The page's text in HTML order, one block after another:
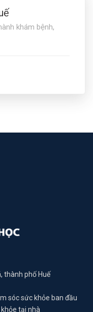
khám bệnh,
thành phố Huế
sóc sức khỏe ban đầu
tại nhà